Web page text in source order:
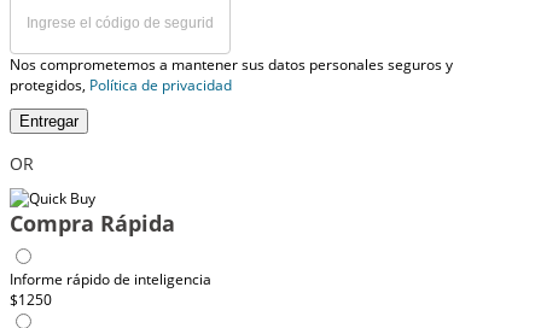
Nos comprometemos a mantener sus datos personales seguros y
protegidos, Política de privacidad
Entregar
OR
Compra Rápida
Informe rápido de inteligencia
$1250